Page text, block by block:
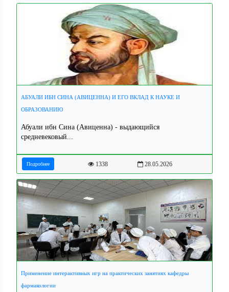
АБУАЛИ ИБН СИНА (АВИЦЕННА) И ЕГО ВКЛАД К НАУКЕ И
ОБРАЗОВАНИЮ
Абуали ибн Сина (Авиценна) - выдающийся
средневековый...
Подробнее 1338 28.05.2026
Применение интерактивных игр на практических занятиях кафедры
фармакологии